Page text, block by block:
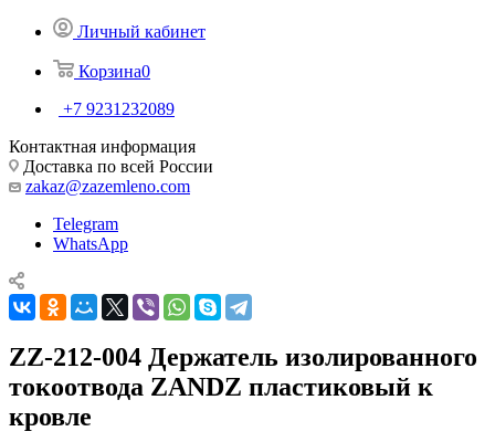
Личный кабинет
Корзина0
+7 9231232089
Контактная информация
Доставка по всей России
zakaz@zazemleno.com
Telegram
WhatsApp
ZZ-212-004 Держатель изолированного
токоотвода ZANDZ пластиковый к
кровле